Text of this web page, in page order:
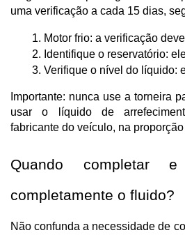
uma verificação a cada 15 dias,
Motor frio: a verificação
Identifique o reservatório:
Verifique o nível do líquido:
Importante: nunca use a torneira
usar o líquido de
fabricante do veículo, na
Quando completar
completamente o fluido?
Não confunda a necessidade de